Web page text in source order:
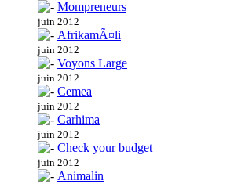
Mompreneurs
juin 2012
AfrikamÃ¤li
juin 2012
Voyons Large
juin 2012
Cemea
juin 2012
Carhima
juin 2012
Check your budget
juin 2012
Animalin